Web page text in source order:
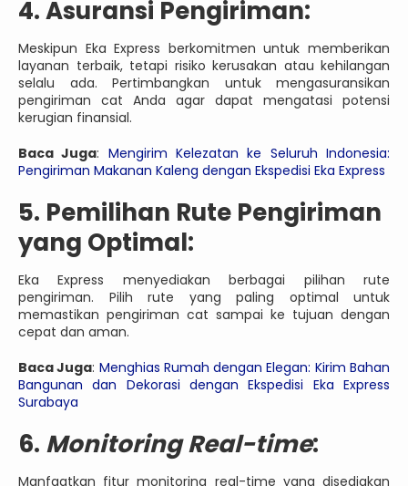
4. Asuransi Pengiriman:
Meskipun Eka Express berkomitmen untuk memberikan
layanan terbaik, tetapi risiko kerusakan atau kehilangan
selalu ada. Pertimbangkan untuk mengasuransikan
pengiriman cat Anda agar dapat mengatasi potensi
kerugian finansial.
Baca Juga: Mengirim Kelezatan ke Seluruh Indonesia:
Pengiriman Makanan Kaleng dengan Ekspedisi Eka Express
5. Pemilihan Rute Pengiriman
yang Optimal:
Eka Express menyediakan berbagai pilihan rute
pengiriman. Pilih rute yang paling optimal untuk
memastikan pengiriman cat sampai ke tujuan dengan
cepat dan aman.
Baca Juga: Menghias Rumah dengan Elegan: Kirim Bahan
Bangunan dan Dekorasi dengan Ekspedisi Eka Express
Surabaya
6. Monitoring Real-time:
Manfaatkan fitur monitoring real-time yang disediakan